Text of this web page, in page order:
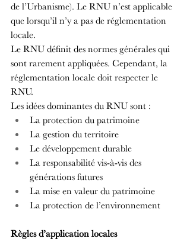
de l’Urbanisme). Le RNU n’est applicable
que lorsqu’il n’y a pas de réglementation
locale.
Le RNU définit des normes générales qui
sont rarement appliquées. Cependant, la
réglementation locale doit respecter le
RNU.
Les idées dominantes du RNU sont :
La protection du patrimoine
La gestion du territoire
Le développement durable
La responsabilité vis-à-vis des
générations futures
La mise en valeur du patrimoine
La protection de l’environnement
Règles d’application locales